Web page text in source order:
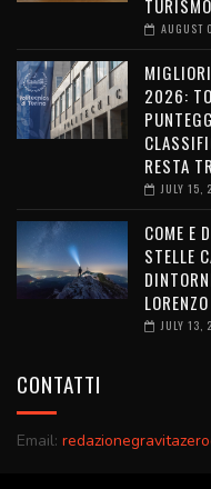
2026:
RESTA
JULY 15,
COME E
STELLE
JULY 13,
CONTATTI
Email: